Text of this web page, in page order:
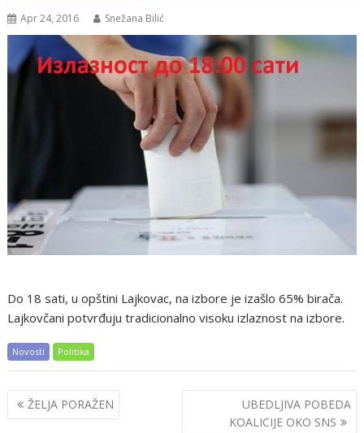
Apr 24, 2016 Snežana Bilić
Do 18 sati, u opštini Lajkovac, na izbore je izašlo 65% birača.
Lajkovčani potvrđuju tradicionalno visoku izlaznost na izbore.
Novosti Politika
Post
navigation
ŽELJA PORAŽEN
UBEDLJIVA POBEDA
KOALICIJE OKO SNS